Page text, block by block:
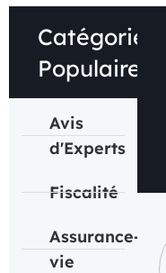
Catégories
Populaires
Avis
d'Experts
Fiscalité
Assurance-
vie